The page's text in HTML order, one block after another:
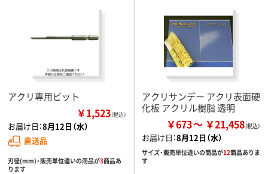
アクリ専用ビット
￥1,523（税込）
お届け日：8月12日（水）
直送品
刃径(mm)・販売単位違いの商品が3商品あ
ります
アクリサンデー アクリ表面硬
化板 アクリル樹脂 透明
￥673 ￥21,458
お届け日：8月12日（水）
サイズ・販売単位違いの商品が12商品ありま
す